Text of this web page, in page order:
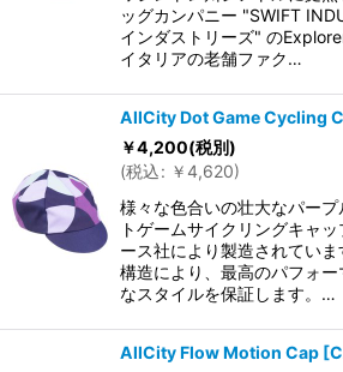
ッグカンパニー "SWIFT
インダストリーズ" の
イタリアの老舗ファク…
AllCity Dot Game Cycling
￥4,200(税別)
(税込: ￥4,620)
様々な色合いの壮大なパー
トゲームサイクリングキャ
ース社により製造されてい
構造により、最高のパフォ
なスタイルを保証します。…
AllCity Flow Motion Cap [